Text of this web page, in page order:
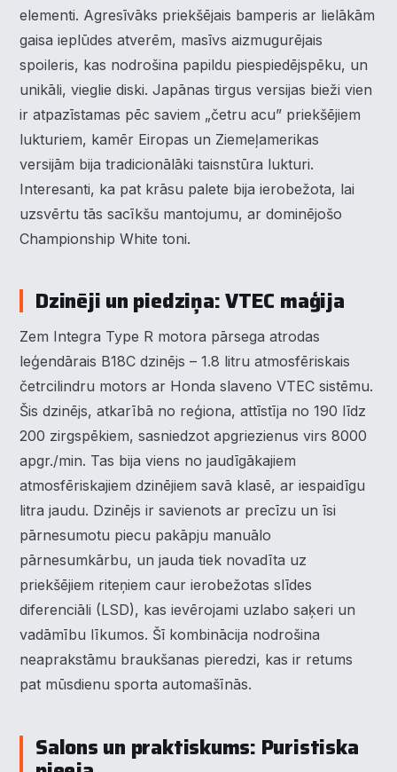
elementi. Agresīvāks priekšējais bamperis ar lielākām
gaisa ieplūdes atverēm, masīvs aizmugurējais
spoileris, kas nodrošina papildu piespiedējspēku, un
unikāli, vieglie diski. Japānas tirgus versijas bieži vien
ir atpazīstamas pēc saviem „četru acu” priekšējiem
lukturiem, kamēr Eiropas un Ziemeļamerikas
versijām bija tradicionālāki taisnstūra lukturi.
Interesanti, ka pat krāsu palete bija ierobežota, lai
uzsvērtu tās sacīkšu mantojumu, ar dominējošo
Championship White toni.
Dzinēji un piedziņa: VTEC maģija
Zem Integra Type R motora pārsega atrodas
leģendārais B18C dzinējs – 1.8 litru atmosfēriskais
četrcilindru motors ar Honda slaveno VTEC sistēmu.
Šis dzinējs, atkarībā no reģiona, attīstīja no 190 līdz
200 zirgspēkiem, sasniedzot apgriezienus virs 8000
apgr./min. Tas bija viens no jaudīgākajiem
atmosfēriskajiem dzinējiem savā klasē, ar iespaidīgu
litra jaudu. Dzinējs ir savienots ar precīzu un īsi
pārnesumotu piecu pakāpju manuālo
pārnesumkārbu, un jauda tiek novadīta uz
priekšējiem riteņiem caur ierobežotas slīdes
diferenciāli (LSD), kas ievērojami uzlabo saķeri un
vadāmību līkumos. Šī kombinācija nodrošina
neaprakstāmu braukšanas pieredzi, kas ir retums
pat mūsdienu sporta automašīnās.
Salons un praktiskums: Puristiska